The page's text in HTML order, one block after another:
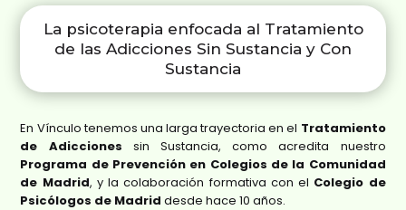
La psicoterapia enfocada al Tratamiento
de las Adicciones Sin Sustancia y Con
Sustancia
En Vínculo tenemos una larga trayectoria en el Tratamiento
de Adicciones sin Sustancia, como acredita nuestro
Programa de Prevención en Colegios de la Comunidad
de Madrid, y la colaboración formativa con el Colegio de
Psicólogos de Madrid desde hace 10 años.